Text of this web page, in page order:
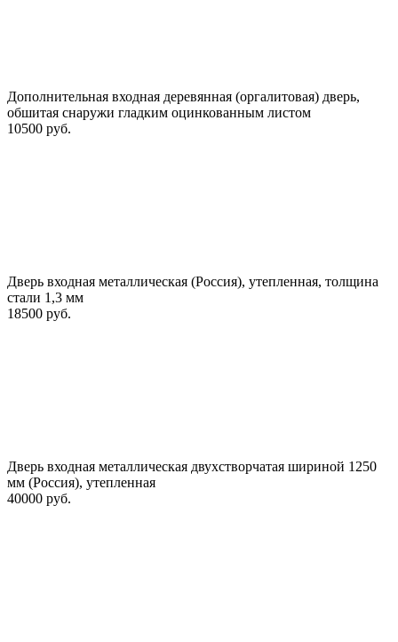
Дополнительная входная деревянная (оргалитовая) дверь,
обшитая снаружи гладким оцинкованным листом
10500 руб.
Дверь входная металлическая (Россия), утепленная, толщина
стали 1,3 мм
18500 руб.
Дверь входная металлическая двухстворчатая шириной 1250
мм (Россия), утепленная
40000 руб.